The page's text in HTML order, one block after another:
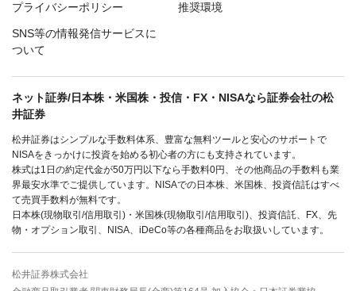
プライバシーポリシー 推奨環境
SNS等の情報発信サービスに
ついて
ネット証券/日本株・米国株・投信・FX・NISAなら証券会社の松
井証券
松井証券はシンプルな手数料体系、豊富な無料ツールと安心のサポートで
NISAをきっかけに投資を始める初心者の方にも支持されています。
株式は1日の約定代金が50万円以下なら手数料0円、その他商品の手数料も業
界最安水準でご提供しています。NISAでの日本株、米国株、投資信託はすべ
て売買手数料が無料です。
日本株(現物取引/信用取引)・米国株(現物取引/信用取引)、投資信託、FX、先
物・オプション取引、NISA、iDeCo等の各種商品をお取扱いしています。
松井証券株式会社